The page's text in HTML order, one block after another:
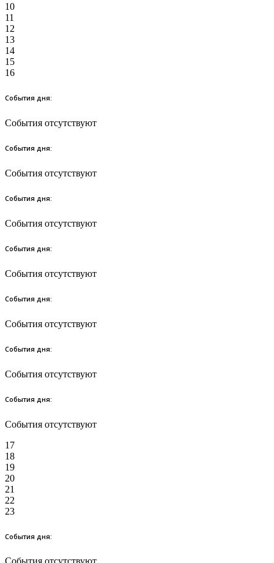
10
11
12
13
14
15
16
События дня:
События отсутствуют
События дня:
События отсутствуют
События дня:
События отсутствуют
События дня:
События отсутствуют
События дня:
События отсутствуют
События дня:
События отсутствуют
События дня:
События отсутствуют
17
18
19
20
21
22
23
События дня: